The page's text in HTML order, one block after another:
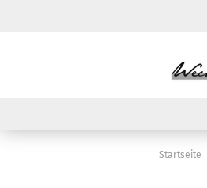
Startseite